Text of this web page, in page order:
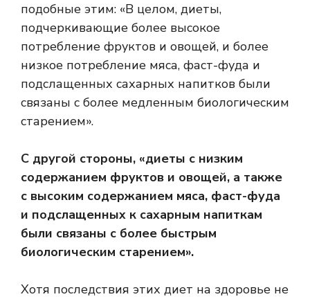
подобные этим: «В целом, диеты,
подчеркивающие более высокое
потребление фруктов и овощей, и более
низкое потребление мяса, фаст-фуда и
подслащенных сахарных напитков были
связаны с более медленным биологическим
старением».
С другой стороны, «диеты с низким
содержанием фруктов и овощей, а также
с высоким содержанием мяса, фаст-фуда
и подслащенных к сахарным напиткам
были связаны с более быстрым
биологическим старением».
Хотя последствия этих диет на здоровье не